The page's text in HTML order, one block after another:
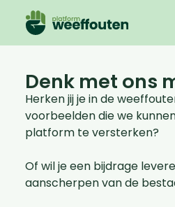
Denk met ons
Herken jij je in de
voorbeelden die we
platform te versterken?
Of wil je een bijdrage
aanscherpen van de